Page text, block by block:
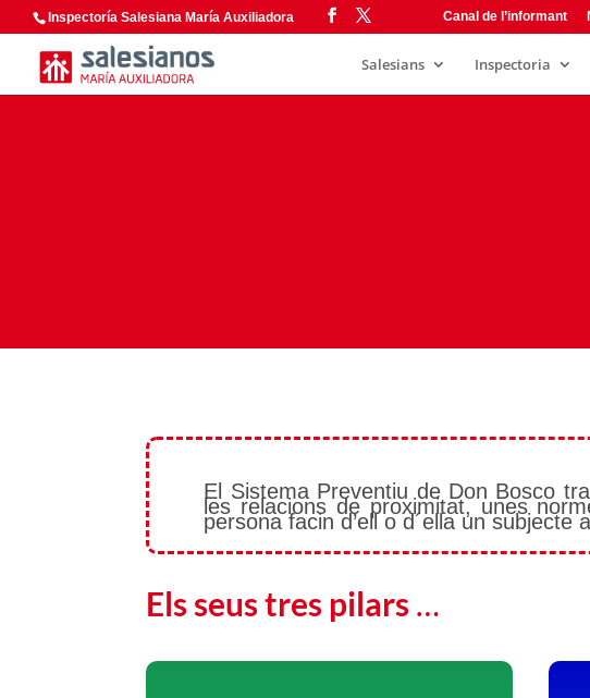
Inspectoría Salesiana María Auxiliadora Canal de l’informant
Salesians Inspectoria
El Sistema Preventiu de Don Bosco
les relacions de proximitat, unes
persona facin d’ell o d´ella un
Els seus tres pilars …